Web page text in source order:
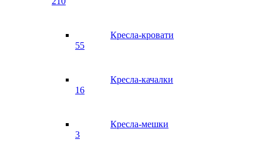
Кресла-кровати
55
Кресла-качалки
16
Кресла-мешки
3